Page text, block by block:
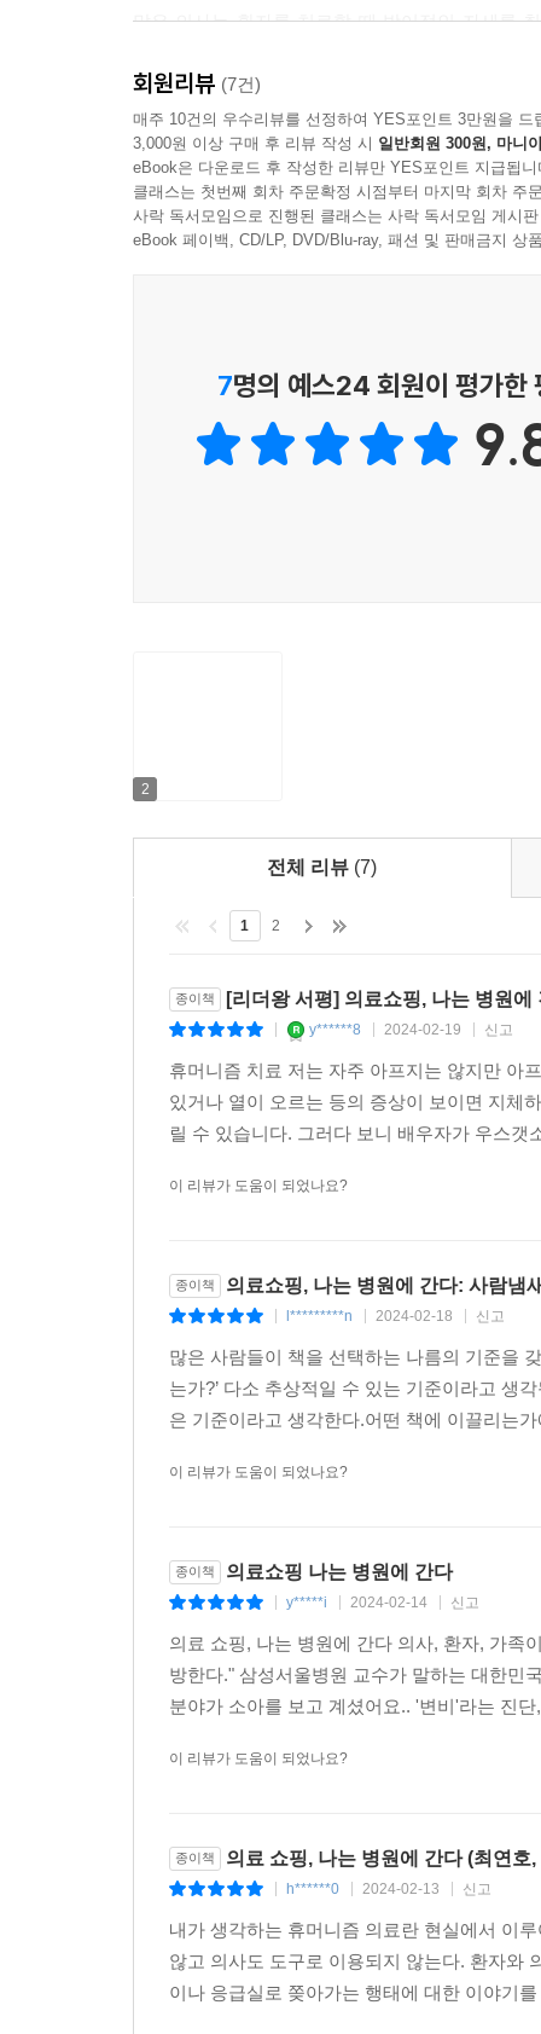
많은 의사는 환자를 치료할 때 방어적인 자세를
혹시나 발생할지 모를 자신들의 손실을 먼저 계산
너무 자주 병원을 오간다. 환자의 가족 역시 병의
증상을 악화시키기도 한다. 그래서 의료진들은 ‘
환자, 진료 행위를 도구로 삼는 환자, 의료를 비용
이 책이 내놓는 진단 및 휴머니즘 의료에 대한
의학 지식만으로 환자를 보면 꽤 많이 오진하게 된
소아청소년과 의사인 저자는 늘 아이의 보호
그래서 이 책에서 첫 번째로 다루는 대상은 의사
알게 된다. 이에 따라 의대생 교육의 문제점과 병
만들어내는 의사들을 우선적인 분석 대상으로 삼
않고서는 병의 근본 원인을 찾기 어렵고, 그 탓에
한다.’ 이 말이 진부하게 들리는가? ‘그렇지 않다
여기에 어긋나는 통계들을 보여준다. 팬데믹이
히포크라테스 시대부터 요구돼온 점인데, 의사는
압축해서 경험케 하므로 죽음의 스펙터클은 이
소명의식은 없었다. 이들 때문에 정작 큰 피해를
없던 아이의 병도 만드는 부모
의사라면 때로 위내시경을 참아야 한다.” “의사
오스트리아 의사 이반 일리치가 있는데, 마찬가
책에 나오는 아홉 살짜리 성호의 엄마가 대표적
예민하고, 아이의 앞날에 대해서도 걱정을 많
성호는 심각한 상태는 아니고 과민성 복통을 앓
아이를 밀어붙이는 엄마에게 있었다. 성호는 착
억지로 먹은 게 구역, 구토를 일으켰던 것이다.
이렇듯 부모가 아이의 병을 만든다. 가족의 두려
행위가 있을 때는 자녀에게 신체화 증상이 나타
요즘 우리 사회에서는 환자들이 의사의 오진과
법이다. 이 책은 일반인들에게 좋은 의사 감별
두려움을 지닌 채 어떻게 불안해하지 않고 의료
회원리뷰 (7건)
매주 10건의 우수리뷰를 선정하여 YES포인트 3만원을 드
3,000원 이상 구매 후 리뷰 작성 시 일반회원 300원, 마니
eBook은 다운로드 후 작성한 리뷰만 YES포인트 지급됩니
클래스는 첫번째 회차 주문확정 시점부터 마지막 회차 주
사락 독서모임으로 진행된 클래스는 사락 독서모임 게시
eBook 페이백, CD/LP, DVD/Blu-ray, 패션 및 판매금지 상
7명의 예스24 회원이 평가한
2
전체 리뷰 (7)
1 2
종이책 [리더왕 서평] 의료쇼핑, 나는 병원에
y******8 2024-02-19 신고
휴머니즘 치료 저는 자주 아프지는 않지만 아
있거나 열이 오르는 등의 증상이 보이면 지체
릴 수 있습니다. 그러다 보니 배우자가 우스
이 리뷰가 도움이 되었나요?
종이책 의료쇼핑, 나는 병원에 간다: 사람냄
l*********n 2024-02-18 신고
많은 사람들이 책을 선택하는 나름의 기준을
는가?’ 다소 추상적일 수 있는 기준이라고 생
은 기준이라고 생각한다.어떤 책에 이끌리는
이 리뷰가 도움이 되었나요?
종이책 의료쇼핑 나는 병원에 간다
y*****i 2024-02-14 신고
의료 쇼핑, 나는 병원에 간다 의사, 환자, 가족
방한다." 삼성서울병원 교수가 말하는 대한민
분야가 소아를 보고 계셨어요.. '변비'라는 진
이 리뷰가 도움이 되었나요?
종이책 의료 쇼핑, 나는 병원에 간다 (최연호
h******0 2024-02-13 신고
내가 생각하는 휴머니즘 의료란 현실에서 이
않고 의사도 도구로 이용되지 않는다. 환자와
이나 응급실로 쫒아가는 행태에 대한 이야기